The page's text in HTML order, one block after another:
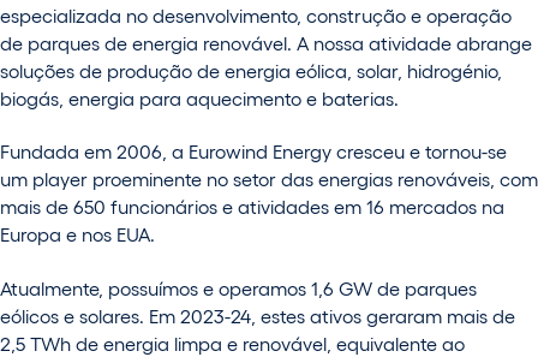
especializada no desenvolvimento, construção e operação
de parques de energia renovável. A nossa atividade abrange
soluções de produção de energia eólica, solar, hidrogénio,
biogás, energia para aquecimento e baterias.
Fundada em 2006, a Eurowind Energy cresceu e tornou-se
um player proeminente no setor das energias renováveis, com
mais de 650 funcionários e atividades em 16 mercados na
Europa e nos EUA.
Atualmente, possuímos e operamos 1,6 GW de parques
eólicos e solares. Em 2023-24, estes ativos geraram mais de
2,5 TWh de energia limpa e renovável, equivalente ao